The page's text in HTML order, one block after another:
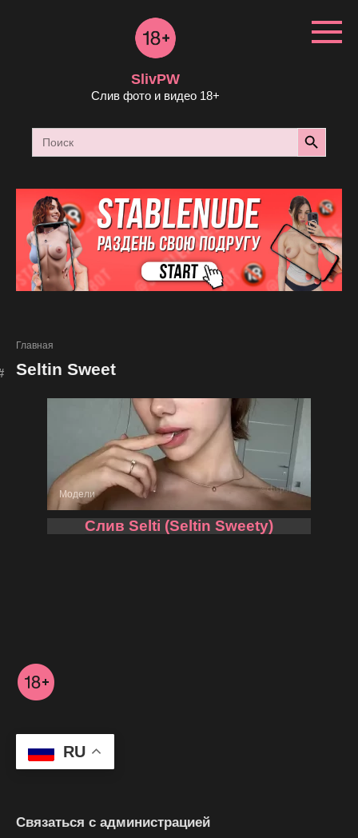
SlivPW
Слив фото и видео 18+
Search
for:
Search Button
Главная
Seltin Sweet
Модели
Слив Selti (Seltin Sweety)
RU
Связаться с администрацией